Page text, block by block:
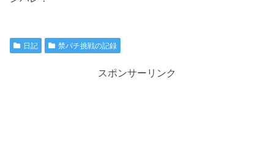
日記 禁パチ挑戦の記録
スポンサーリンク